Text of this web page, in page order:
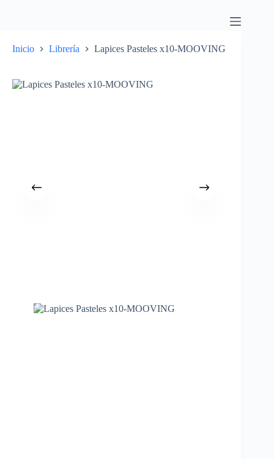
Inicio Librería Lapices Pasteles x10-MOOVING